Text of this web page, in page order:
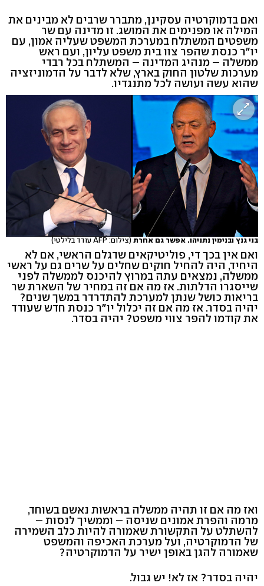
ואם בדמוקרטיה עסקינן, מתברר שרבים לא מבינים את
המילה או מפנימים את המושג. זו מדינה עם שר
משפטים המשתלח במערכת המשפט שעליה אמון, עם
יו"ר כנסת שהפר צוו בית משפט עליון, ועם ראש
ממשלה – מנהיג המדינה – המשתלח בכל רבדי
מערכות שלטון החוק בארץ, שלא לדבר על הדמוניזציה
שהוא עשה ועושה לכל מתנגדיו.
בני גנץ ובנימין נתניהו. אפשר גם אחרת(צילום: AFP עודד בלילטי)
ואם אין בכך די, פוליטיקאים שדגלם הראשי, אם לא
היחיד, היה להחיל חוקים שחלים על שרים גם על ראשי
ממשלה, נמצאים עתה במרוץ להיכנס לממשלה לפני
שייסגרו הדלתות. אז מה אם זה במחיר של השארת שר
בריאות כושל שנתן למערכת להתדרדר במשך שנים?
יהיה בסדר. אז מה אם זה יכלול יו"ר כנסת חדש שעודד
את קודמו להפר צווי משפט? יהיה בסדר.
ואז מה אם זו תהיה ממשלה בראשות נאשם בשוחד,
מרמה והפרת אמונים שניסה – וממשיך לנסות –
להשתלט על התקשורת שאמורה להיות כלב השמירה
של הדמוקרטיה, ועל מערכת האכיפה והמשפט
שאמורה להגן באופן ישיר על הדמוקרטיה?
יהיה בסדר? אז לא! יש גבול.